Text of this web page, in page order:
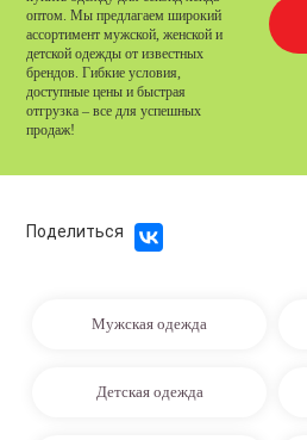
оптом. Мы предлагаем широкий
ассортимент мужской, женской и
детской одежды от известных
брендов. Гибкие условия,
доступные цены и быстрая
отгрузка – все для успешных
продаж!
Поделиться
Мужская одежда
Детская одежда